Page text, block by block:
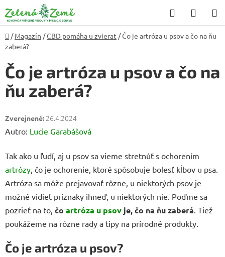
na
obsah
Hľadať
KOŠÍK
Domov
/ Magazín /CBD pomáha u zvierat /Čo je artróza u psov a čo na ňu
zaberá?
Čo je artróza u psov a čo na
ňu zaberá?
26.4.2024
Autro: Lucie Garabášová
Tak ako u ľudí, aj u psov sa vieme stretnúť s ochorením
artrózy, čo je ochorenie, ktoré spôsobuje bolesť kĺbov u psa.
Artróza sa môže prejavovať rôzne, u niektorých psov je
možné vidieť príznaky ihneď, u niektorých nie. Poďme sa
pozrieť na to, čo artróza u psov je, čo na ňu zaberá. Tiež
poukážeme na rôzne rady a tipy na prírodné produkty.
Čo je artróza u psov?